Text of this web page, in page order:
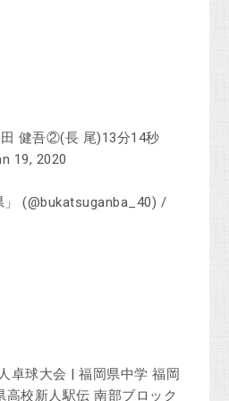
健吾②(長 尾)13分14秒
19, 2020
」 (@bukatsuganba_40) /
卓球大会 | 福岡県中学 福岡
校新人駅伝 南部ブロック